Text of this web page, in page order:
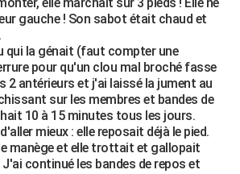
gauche ! Son sabot était chaud et
qui la génait (faut compter une
pour qu'un clou mal broché fasse
2 antérieurs et j'ai laissé la jument au
sur les membres et bandes de
10 à 15 minutes tous les jours.
mieux : elle reposait déjà le pied.
manège et elle trottait et gallopait
continué les bandes de repos et